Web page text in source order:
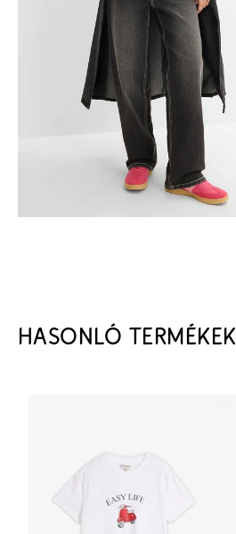
HASONLÓ TERMÉKEK